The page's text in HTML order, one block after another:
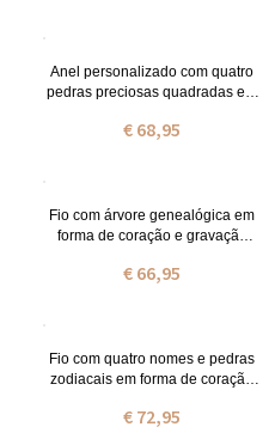
Anel personalizado com quatro
pedras preciosas quadradas em
€ 68,95
Fio com árvore genealógica em
forma de coração e gravação
pedras zodiacais
€ 66,95
Fio com quatro nomes e pedras
zodiacais em forma de coração
€ 72,95